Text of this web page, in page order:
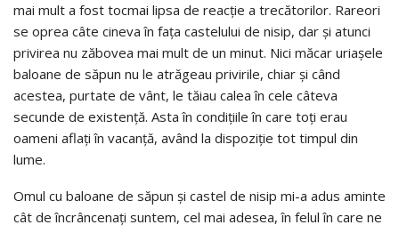
mai mult a fost tocmai lipsa de reacţie a trecătorilor. Rareori
se oprea câte cineva în faţa castelului de nisip, dar şi atunci
privirea nu zăbovea mai mult de un minut. Nici măcar uriaşele
baloane de săpun nu le atrăgeau privirile, chiar şi când
acestea, purtate de vânt, le tăiau calea în cele câteva
secunde de existenţă. Asta în condiţiile în care toţi erau
oameni aflaţi în vacanţă, având la dispoziţie tot timpul din
lume.
Omul cu baloane de săpun şi castel de nisip mi-a adus aminte
cât de încrâncenaţi suntem, cel mai adesea, în felul în care ne